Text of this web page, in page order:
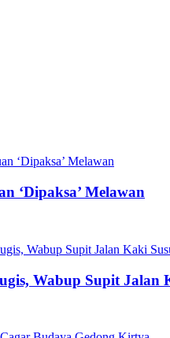
‘Dipaksa’ Melawan
Wabup Supit Jalan